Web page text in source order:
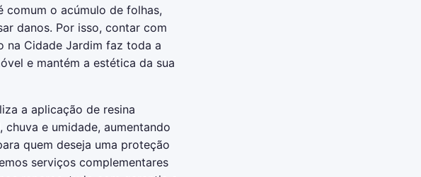
comum o acúmulo de folhas,
danos. Por isso, contar com
na Cidade Jardim faz toda a
e mantém a estética da sua
a aplicação de resina
e umidade, aumentando
quem deseja uma proteção
serviços complementares